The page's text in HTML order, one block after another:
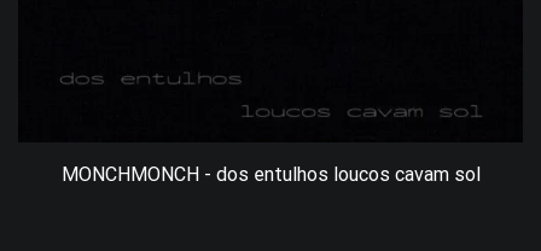
MONCHMONCH - dos entulhos loucos cavam sol